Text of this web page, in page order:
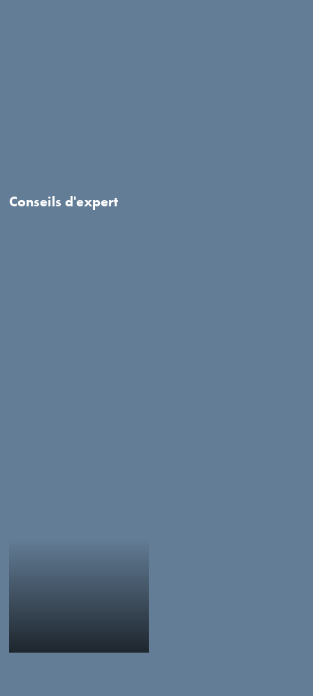
Conseils d'expert